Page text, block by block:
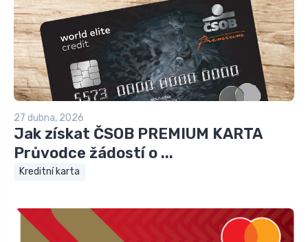
27 dubna, 2026
Jak získat ČSOB PREMIUM KARTA
Průvodce žádostí o ...
Kreditní karta